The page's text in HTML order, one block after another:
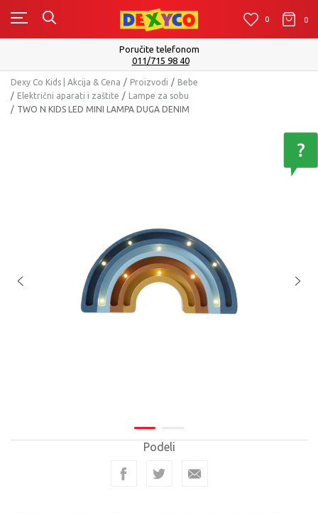
0 0 0
Isporuku možete očekivati u roku od 2 do 4 radna dana!
Pogledaj više
Dexy Co Kids | Akcija & Cena Proizvodi
Bebe
Električni aparati i zaštite
Lampe za sobu
TWO N KIDS LED MINI LAMPA DUGA DENIM
Podeli